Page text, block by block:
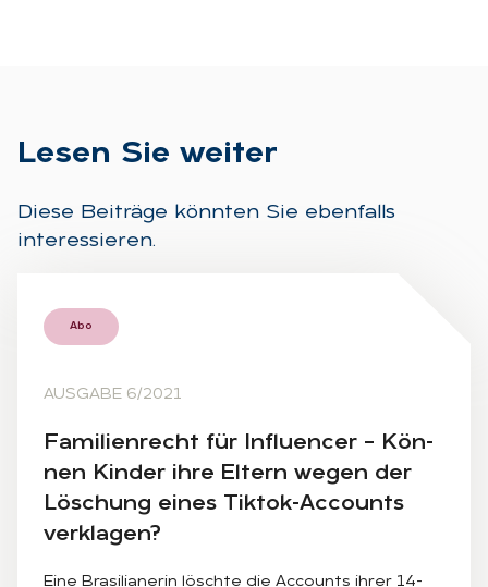
Le­sen Sie wei­ter
Diese Beiträge könnten Sie ebenfalls
interessieren.
Abo
AUSGABE 6/2021
Fa­mi­li­en­recht für In­flu­en­cer – Kön­
nen Kin­der ihre El­tern we­gen der
Lö­schung ei­nes Tik­tok-Ac­counts
ver­kla­gen?
Eine Brasilianerin löschte die Accounts ihrer 14-